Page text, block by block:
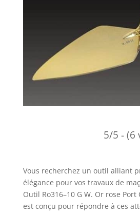
5/5 - (6
Vous recherchez un outil alliant
élégance pour vos travaux de
Outil Ro316–10 G W. Or rose
est conçu pour répondre à ces